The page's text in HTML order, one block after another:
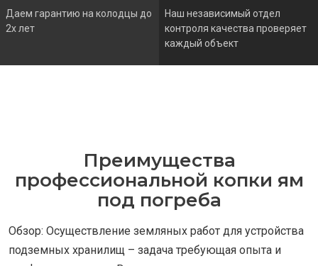
Даем гарантию на колодцы до
2х лет
Наш независимый отдел
контроля качества проверяет
каждый объект
Преимущества
профессиональной копки ям
под погреба
Обзор: Осуществление земляных работ для устройства
подземных хранилищ – задача требующая опыта и